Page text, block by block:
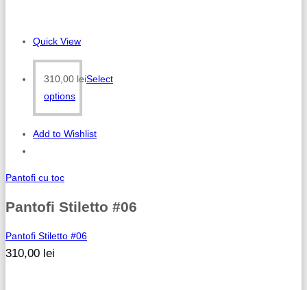
Quick View
310,00 leiSelect
options
Add to Wishlist
Pantofi cu toc
Pantofi Stiletto #06
Pantofi Stiletto #06
310,00 lei